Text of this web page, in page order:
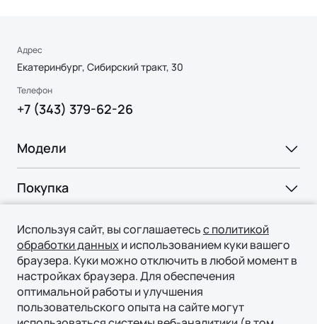
Адрес
Екатеринбург, Сибирский тракт, 30
Телефон
+7 (343) 379-62-26
Модели
Ли Л7 | Li L7
Ли Л9 | Li L9
Покупка
Консультация
Тест-драйв
Специальные предложения
Авто в наличии
Владение
СЕРВИС
Официальный сервис
Регламент ТО
Технологии
ТЕХНОЛОГИИ ЛИ АВТО | LI AUTO
REEV-платформа
О нас
Используя сайт, вы соглашаетесьс политикой
обработки данных и использованием куки вашего
браузера. Куки можно отключить в любой момент в
настройках браузера. Для обеспечения
оптимальной работы и улучшения
пользовательского опыта на сайте могут